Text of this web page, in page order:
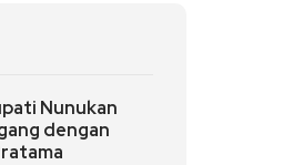
Nunukan
dengan